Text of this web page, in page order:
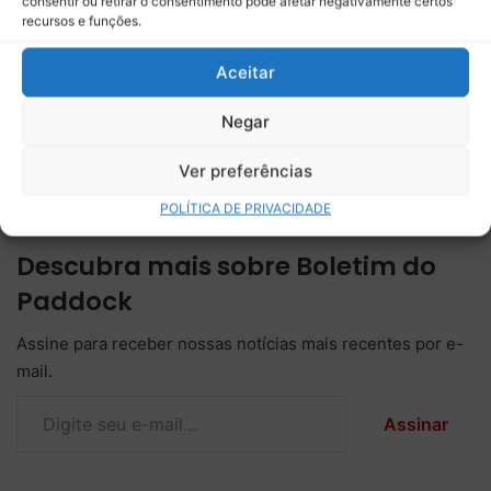
recursos e funções.
Aceitar
Negar
Ver preferências
POLÍTICA DE PRIVACIDADE
Colapinto e abre portas para
renovação com a Alpine
para 2027
ameaças de morte durante
Alpine confirma saída de
Descubra mais sobre Boletim do
Paddock
Assine para receber nossas notícias mais recentes por e-
mail.
Assinar